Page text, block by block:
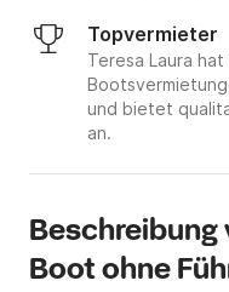
Topvermieter
Teresa Laura
und bietet
an.
Beschreibung
Boot ohne